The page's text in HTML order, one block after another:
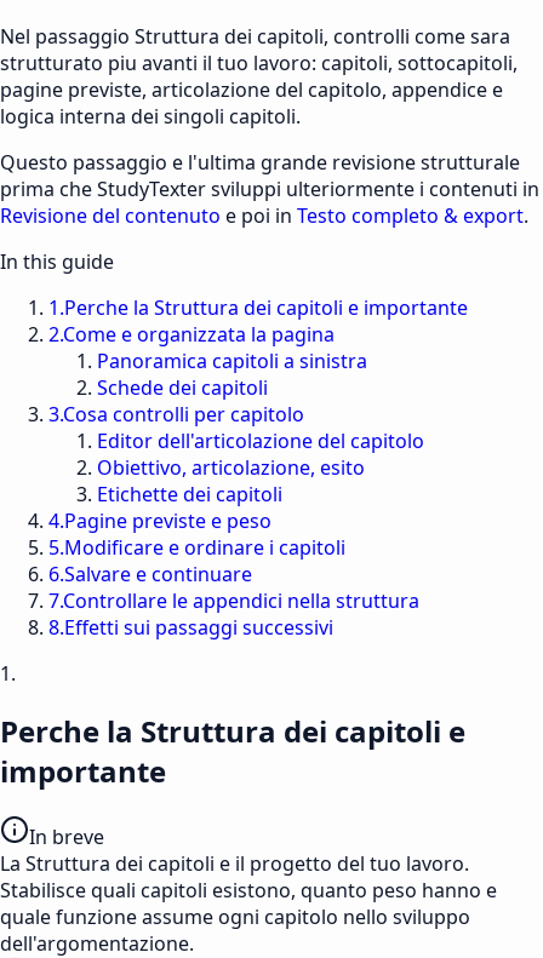
Nel passaggio Struttura dei capitoli, controlli come sara
strutturato piu avanti il tuo lavoro: capitoli, sottocapitoli,
pagine previste, articolazione del capitolo, appendice e
logica interna dei singoli capitoli.
Questo passaggio e l'ultima grande revisione strutturale
prima che StudyTexter sviluppi ulteriormente i contenuti in
Revisione del contenuto e poi in Testo completo & export.
In this guide
1.Perche la Struttura dei capitoli e importante
2.Come e organizzata la pagina
Panoramica capitoli a sinistra
Schede dei capitoli
3.Cosa controlli per capitolo
Editor dell'articolazione del capitolo
Obiettivo, articolazione, esito
Etichette dei capitoli
4.Pagine previste e peso
5.Modificare e ordinare i capitoli
6.Salvare e continuare
7.Controllare le appendici nella struttura
8.Effetti sui passaggi successivi
1.
Perche la Struttura dei capitoli e
importante
In breve
La Struttura dei capitoli e il progetto del tuo lavoro.
Stabilisce quali capitoli esistono, quanto peso hanno e
quale funzione assume ogni capitolo nello sviluppo
dell'argomentazione.